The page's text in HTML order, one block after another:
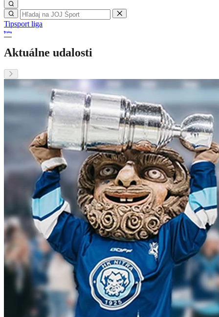
Tipsport liga
Aktuálne udalosti